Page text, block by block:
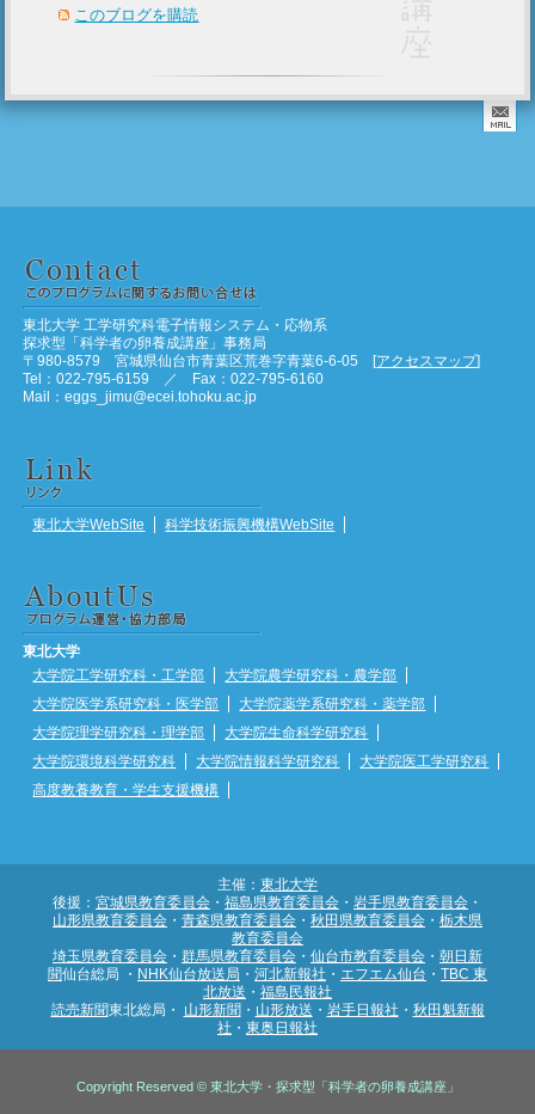
このブログを購読
東北大学 工学研究科電子情報システム・応物系
探求型「科学者の卵養成講座」事務局
〒980-8579 宮城県仙台市青葉区荒巻字青葉6-6-05 [アクセスマップ]
Tel：022-795-6159 ／ Fax：022-795-6160
Mail：eggs_jimu@ecei.tohoku.ac.jp
東北大学WebSite 科学技術振興機構WebSite
東北大学
大学院工学研究科・工学部
大学院農学研究科・農学部
大学院医学系研究科・医学部
大学院薬学系研究科・薬学部
大学院理学研究科・理学部
大学院生命科学研究科
大学院環境科学研究科
大学院情報科学研究科
大学院医工学研究科
高度教養教育・学生支援機構
主催： 東北大学
後援： 宮城県教育委員会 ・ 福島県教育委員会 ・ 岩手県教育委員会 ・
山形県教育委員会 ・ 青森県教育委員会 ・ 秋田県教育委員会 ・ 栃木県
教育委員会
埼玉県教育委員会 ・ 群馬県教育委員会 ・ 仙台市教育委員会 ・ 朝日新
聞仙台総局 ・ NHK仙台放送局 ・ 河北新報社 ・ エフエム仙台 ・ TBC 東
北放送 ・ 福島民報社
読売新聞東北総局・ 山形新聞 ・ 山形放送 ・ 岩手日報社 ・ 秋田魁新報
社 ・ 東奥日報社
Copyright Reserved © 東北大学・探求型「科学者の卵養成講座」